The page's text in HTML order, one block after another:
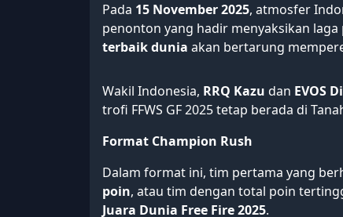
Pada 15 November 2025, atmosfer
penonton yang hadir menyaksikan
terbaik dunia akan bertarung
Wakil Indonesia, RRQ Kazu dan EVOS
trofi FFWS GF 2025 tetap berada di
Format Champion Rush
Dalam format ini, tim pertama yang
poin, atau tim dengan total poin
Juara Dunia Free Fire 2025.